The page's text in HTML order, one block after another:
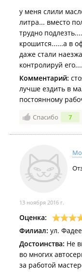
у меня слили
литра... вместо
трудно
крошится......а в
даже стали
контролируй
Комментарий:
лучше ездить в
постоянному
Спасибо 7
13 ноября 2016 г.
Оценка:
Филиал: ул.
Достоинства: Не
во многих
за работой